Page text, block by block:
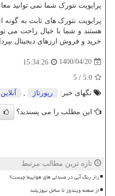
پرایویت نتورک شما نمی توانید
پرایویت نتورک های ثابت به
هستند و شما با خیال راحت می
خرید و فروش ارزهای دیجیتال
1400/04/20
15:34:26
5.0
/ 5
تگهای خبر:
رپورتاژ آنلاین
این مطلب را می پسندید؟
تازه ترین مطالب مرتبط
راز رنگ آبی در صندلی های هواپیما چیست؟
از صفحه ویندوز تا ساحل نیوزیلند